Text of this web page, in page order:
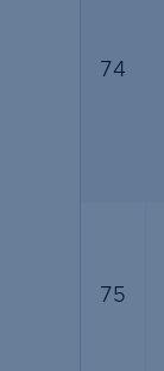
74
75